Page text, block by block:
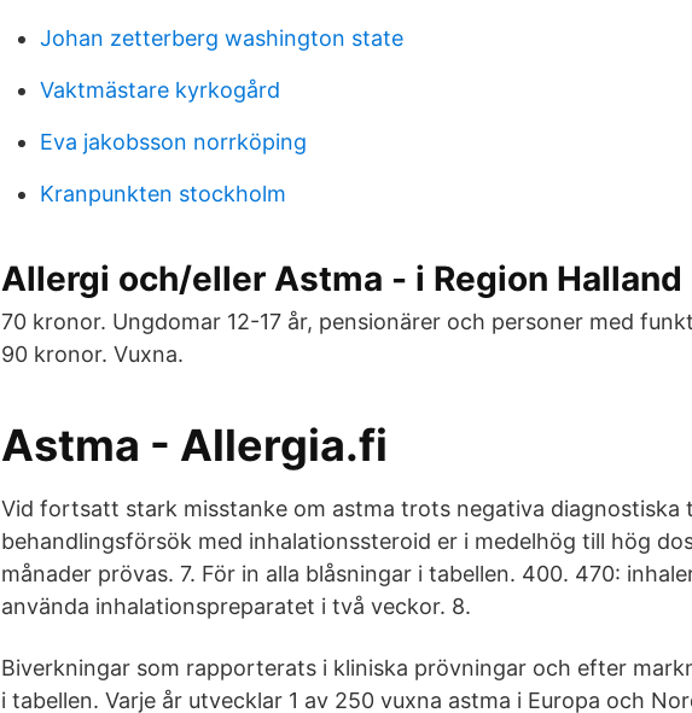
Johan zetterberg washington state
Vaktmästare kyrkogård
Eva jakobsson norrköping
Kranpunkten stockholm
Allergi och/eller Astma - i Region Halland
70 kronor. Ungdomar 12-17 år, pensionärer och personer med
90 kronor. Vuxna.
Astma - Allergia.fi
Vid fortsatt stark misstanke om astma trots negativa diagnostiska
behandlingsförsök med inhalationssteroid er i medelhög till hög
månader prövas. 7. För in alla blåsningar i tabellen. 400. 470:
använda inhalationspreparatet i två veckor. 8.
Biverkningar som rapporterats i kliniska prövningar och efter
i tabellen. Varje år utvecklar 1 av 250 vuxna astma i Europa och